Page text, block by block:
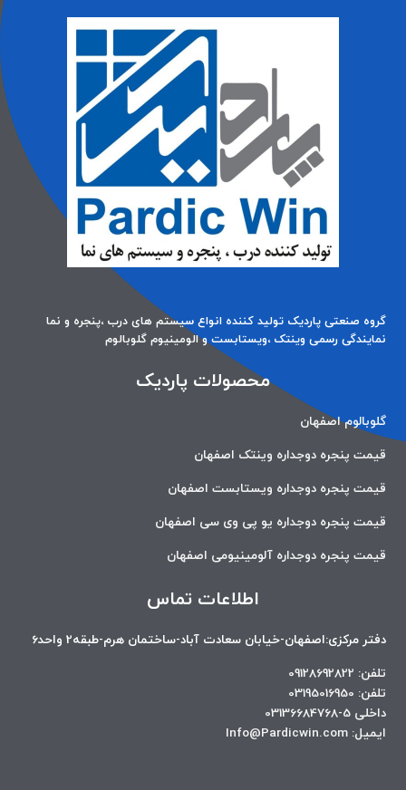
گروه صنعتی پاردیک تولید کننده انواع سیستم های درب ،پنجره و نما
نمایندگی رسمی وینتک ،ویستابست و الومینیوم گلوبالوم
محصولات پاردیک
گلوبالوم اصفهان
قیمت پنجره دوجداره وینتک اصفهان
قیمت پنجره دوجداره ویستابست اصفهان
قیمت پنجره دوجداره یو پی وی سی اصفهان
قیمت پنجره دوجداره آلومینیومی اصفهان
اطلاعات تماس
دفتر مرکزی:اصفهان-خیابان سعادت آباد-ساختمان هرم-طبقه2 واحد6
تلفن: 09128692822
تلفن: 03195016950
داخلی 5-03136684768
ایمیل: Info@Pardicwin.com